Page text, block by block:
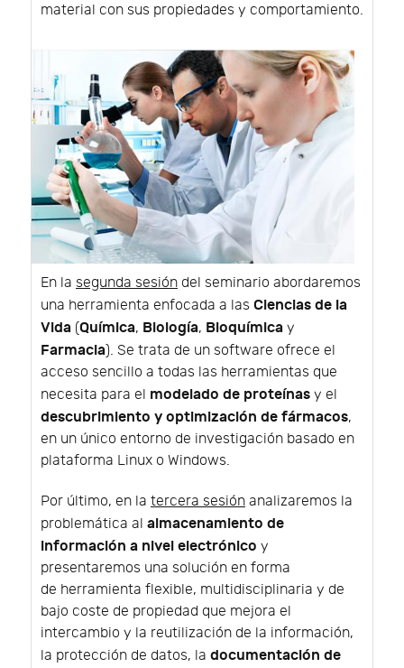
material con sus propiedades y comportamiento.
En la segunda sesión del seminario abordaremos
una herramienta enfocada a las Ciencias de la
Vida (Química, Biología, Bioquímica y
Farmacia). Se trata de un software ofrece el
acceso sencillo a todas las herramientas que
necesita para el modelado de proteínas y el
descubrimiento y optimización de fármacos,
en un único entorno de investigación basado en
plataforma Linux o Windows.
Por último, en la tercera sesión analizaremos la
problemática al almacenamiento de
información a nivel electrónico y
presentaremos una solución en forma
de herramienta flexible, multidisciplinaria y de
bajo coste de propiedad que mejora el
intercambio y la reutilización de la información,
la protección de datos, la documentación de